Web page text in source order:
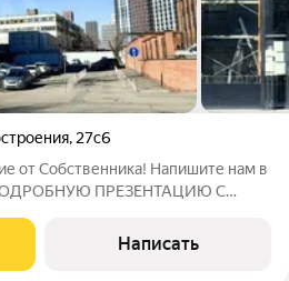
, 27с6
от Собственника! Напишите нам в
ПОДРОБНУЮ ПРЕЗЕНТАЦИЮ С
48.3 м2. Первая линия
вход. Земельный
Написать